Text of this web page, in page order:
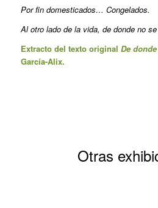
Por fin domesticados… Congelados.
Al otro lado de la vida, de donde no
Extracto del texto original De
García-Alix.
Otras